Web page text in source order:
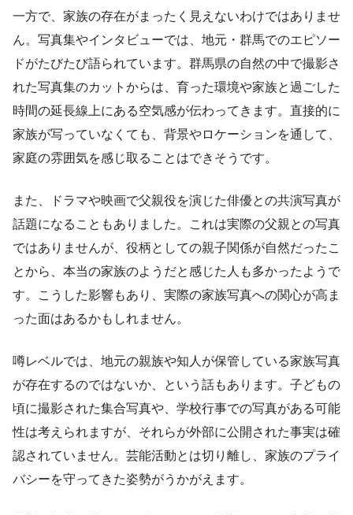
一方で、家族の存在がまったく見えないわけではありませ
ん。写真集やインタビューでは、地元・群馬でのエピソー
ドがたびたび語られています。群馬県の自然の中で撮影さ
れた写真集のカットからは、育った環境や家族と過ごした
時間の延長線上にある空気感が伝わってきます。直接的に
家族が写っていなくても、背景やロケーションを通して、
家庭の雰囲気を感じ取ることはできそうです。
また、ドラマや映画で父親役を演じた俳優との共演写真が
話題になることもありました。これは実際の父親との写真
ではありませんが、役柄としての親子関係が自然だったこ
とから、本当の家族のようだと感じた人も多かったようで
す。こうした影響もあり、実際の家族写真への関心が高ま
った面はあるかもしれません。
噂レベルでは、地元の親族や知人が保管している家族写真
が存在するのではないか、という話もあります。子どもの
頃に撮影された集合写真や、学校行事での写真がある可能
性は考えられますが、それらが外部に公開された事実は確
認されていません。芸能活動とは切り離し、家族のプライ
バシーを守ってきた姿勢がうかがえます。